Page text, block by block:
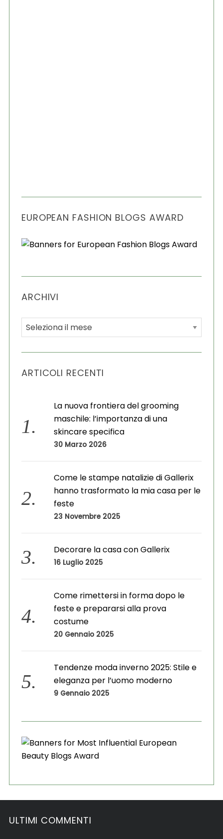
EUROPEAN FASHION BLOGS AWARD
ARCHIVI
A
r
c
iARTICOLI RECENTI
La nuova frontiera del grooming
maschile: l’importanza di una
skincare specifica
30 Marzo 2026
Come le stampe natalizie di Gallerix
hanno trasformato la mia casa per le
feste
23 Novembre 2025
Decorare la casa con Gallerix
16 Luglio 2025
Come rimettersi in forma dopo le
feste e prepararsi alla prova
costume
20 Gennaio 2025
Tendenze moda inverno 2025: Stile e
eleganza per l’uomo moderno
9 Gennaio 2025
ULTIMI COMMENTI